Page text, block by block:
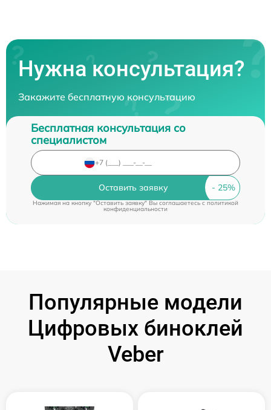
Нужна консультация?
Закажите бесплатную консультацию
Бесплатная консультация со
специалистом
Оставить заявку
Нажимая на кнопку "Оставить заявку" Вы соглашаетесь cполитикой
конфиденциальности
Популярные модели
Цифровых биноклей
Veber